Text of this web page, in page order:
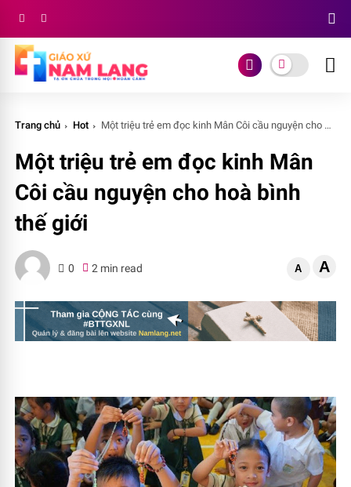
Trang chủ Hot Một triệu trẻ em đọc kinh Mân Côi cầu nguyện cho hoà bình thế giới
Một triệu trẻ em đọc kinh Mân
Côi cầu nguyện cho hoà bình
thế giới
0 2 min read A A